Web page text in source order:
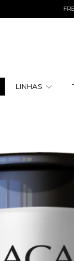
FRETE
LINHAS